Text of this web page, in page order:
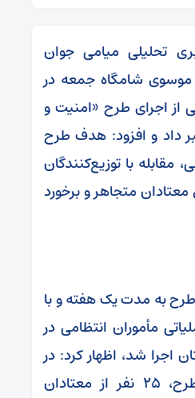
تحلیلی میامی جوان
شامگاه جمعه در
از اجرای طرح «امنیت و
داد و افزود: هدف طرح
مقابله با توزیع‌کنندگان
متجاهر و برخورد
طرح به مدت یک هفته و با
مأموران انتظامی در
اجرا شد، اظهار کرد: در
جریان اجرای این طرح، ۲۵ نفر از معتادان